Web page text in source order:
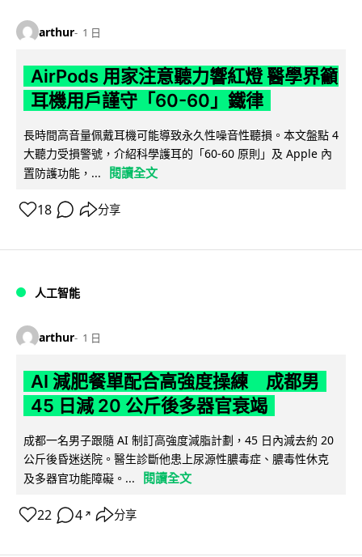
arthur 1 日
AirPods 用家注意聽力響紅燈 醫學界籲
耳機用戶謹守「60-60」鐵律
長時間高音量佩戴耳機可能導致永久性噪音性聽損。本文盤點 4
大聽力受損警號，介紹科學護耳的「60-60 原則」及 Apple 內
置防護功能，...
閱讀全文
18 分享
人工智能
arthur 1 日
AI 減肥餐單配合高強度操練 成都男
45 日減 20 公斤後多器官衰竭
成都一名男子跟隨 AI 制訂高強度減脂計劃，45 日內減去約 20
公斤後昏迷送院。醫生診斷他患上尿源性膿毒症、膿毒性休克
及多器官功能障礙。...
閱讀全文
22 4 ↗ 分享